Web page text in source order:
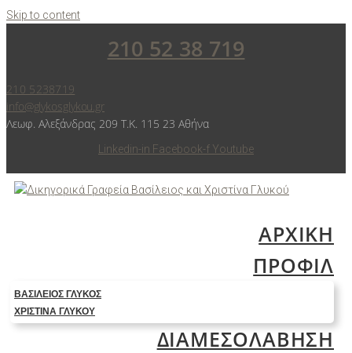
Skip to content
210 52 38 719
210 5238719
info@glykosglykou.gr
Λεωφ. Αλεξάνδρας 209 Τ.Κ. 115 23 Αθήνα
Linkedin-in Facebook-f Youtube
ΑΡΧΙΚΗ
ΠΡΟΦΙΛ
ΒΑΣΊΛΕΙΟΣ ΓΛΥΚΌΣ
ΧΡΙΣΤΊΝΑ ΓΛΥΚΟΎ
ΔΙΑΜΕΣΟΛΑΒΗΣΗ